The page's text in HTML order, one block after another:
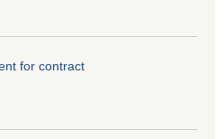
for contract